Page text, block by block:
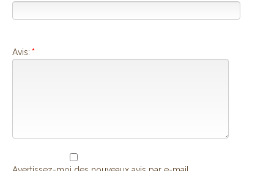
Avis: *